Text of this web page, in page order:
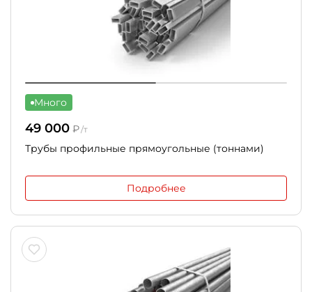
Много
49 000 ₽/т
Трубы профильные прямоугольные (тоннами)
Подробнее